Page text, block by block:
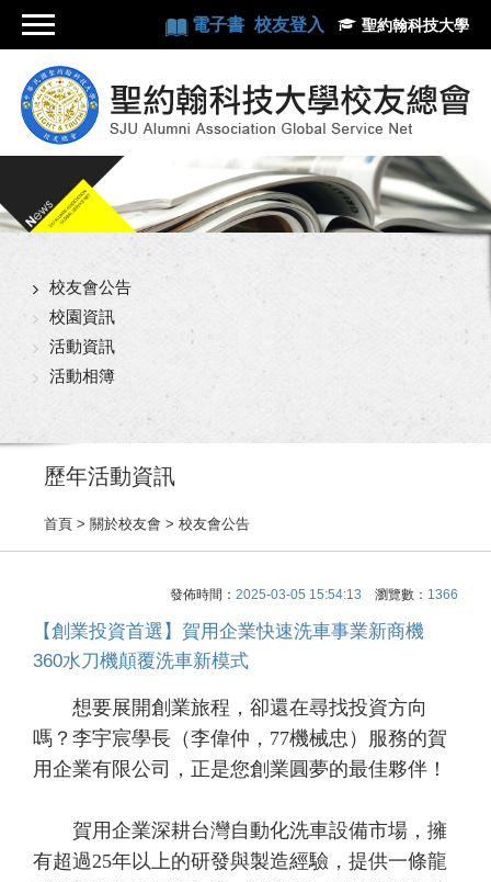
電子書 校友登入 聖約翰科技大學
校友會公告
校園資訊
活動資訊
活動相簿
歷年活動資訊
首頁 > 關於校友會 > 校友會公告
發佈時間： 2025-03-05 15:54:13 瀏覽數： 1366
【創業投資首選】賀用企業快速洗車事業新商機
360水刀機顛覆洗車新模式
想要展開創業旅程，卻還在尋找投資方向
嗎？李宇宸學長（李偉仲，77機械忠）服務的賀
用企業有限公司，正是您創業圓夢的最佳夥伴！
賀用企業深耕台灣自動化洗車設備市場，擁
有超過25年以上的研發與製造經驗，提供一條龍